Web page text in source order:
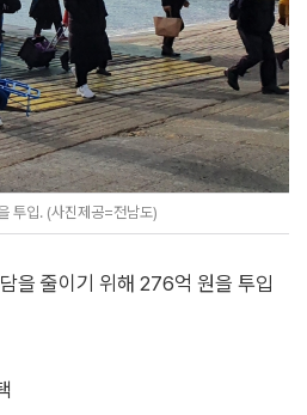
투입. (사진제공=전남도)
을 줄이기 위해 276억 원을 투입